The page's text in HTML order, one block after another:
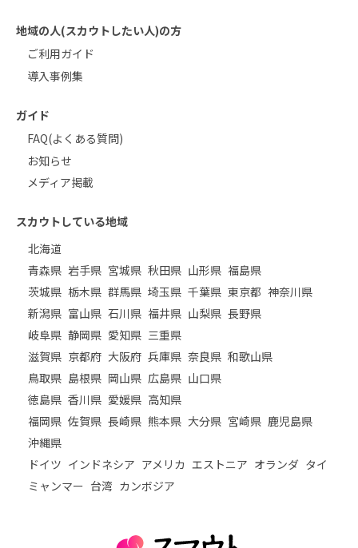
地域の人(スカウトしたい人)の方
ご利用ガイド
導入事例集
ガイド
FAQ(よくある質問)
お知らせ
メディア掲載
スカウトしている地域
北海道
青森県 岩手県 宮城県 秋田県 山形県 福島県
茨城県 栃木県 群馬県 埼玉県 千葉県 東京都 神奈川県
新潟県 富山県 石川県 福井県 山梨県 長野県
岐阜県 静岡県 愛知県 三重県
滋賀県 京都府 大阪府 兵庫県 奈良県 和歌山県
鳥取県 島根県 岡山県 広島県 山口県
徳島県 香川県 愛媛県 高知県
福岡県 佐賀県 長崎県 熊本県 大分県 宮崎県 鹿児島県
沖縄県
ドイツ インドネシア アメリカ エストニア オランダ タイ
ミャンマー 台湾 カンボジア